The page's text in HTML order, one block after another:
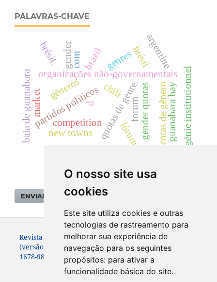
O nosso site usa
cookies
Este site utiliza cookies e outras
tecnologias de rastreamento para
melhorar sua experiência de
navegação para os seguintes
propósitos: para ativar a
funcionalidade básica do site.
PALAVRAS-CHAVE
partidos políticos chili
baía de guanabara organizações não-governamentais
quotas de genre. génie institutionnel
genres
gender quotas
gender
cotas de gênero
gêneros
com brésil
d
competition
market forum
argentine
brazil
guanabara bay
fórum
new towns
brésil.
ENVIAR SUBMISSÃO
Revista de Sociologia e Política. ISSN: 0104-4478
(versão impressa)
1678-9873 (versão online)